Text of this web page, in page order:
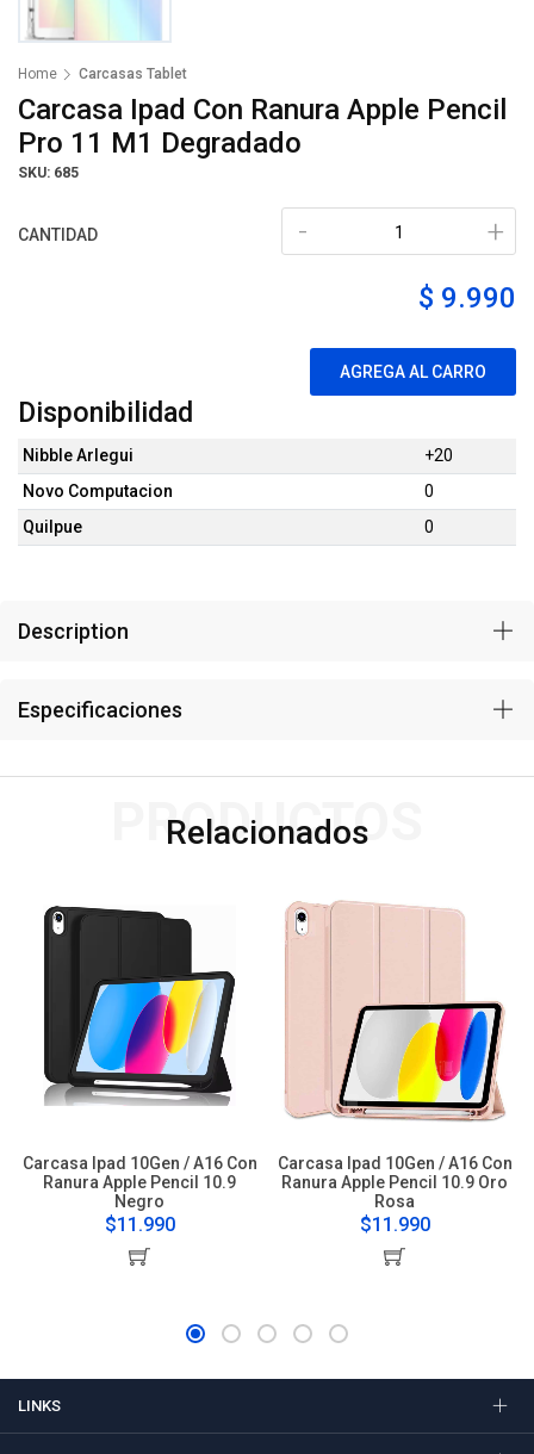
Home Carcasas Tablet
Carcasa Ipad Con Ranura Apple Pencil
Pro 11 M1 Degradado
SKU: 685
CANTIDAD +
-
$ 9.990
AGREGA AL CARRO
Disponibilidad
Nibble Arlegui
+20
Novo Computacion
0
Quilpue
0
Description
Especificaciones
Relacionados
PRODUCTOS
Carcasa Ipad 10Gen / A16 Con
Ranura Apple Pencil 10.9
Negro
$11.990
Carcasa Ipad 10Gen / A16 Con
Ranura Apple Pencil 10.9 Oro
Rosa
$11.990
LINKS